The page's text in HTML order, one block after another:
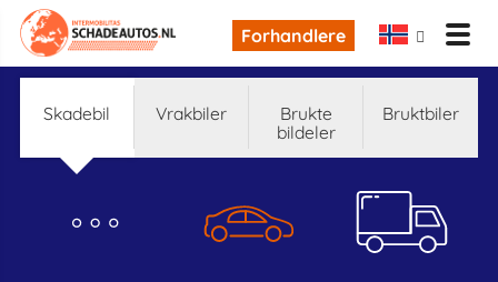
Forhandlere
skadebil Vrakbiler
Brukte
bildeler
bruktbiler